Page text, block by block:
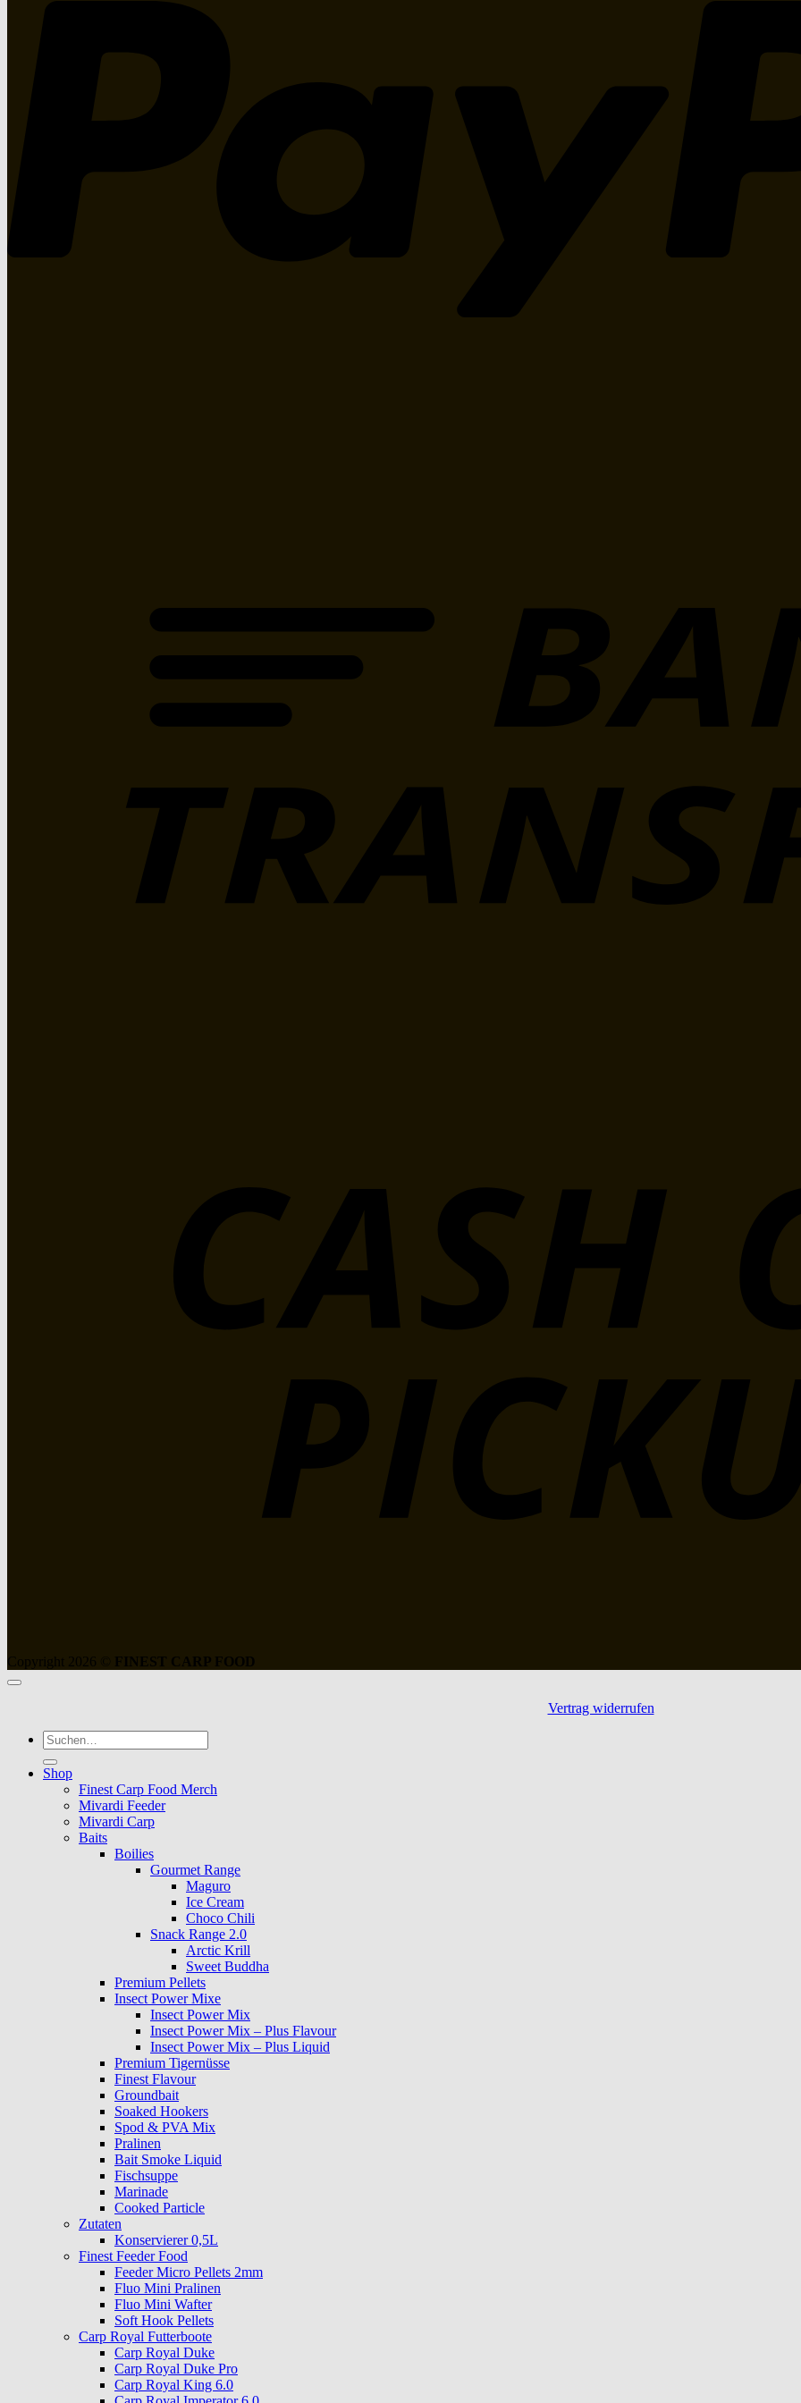
Copyright 2026 © FINEST CARP FOOD
Vertrag widerrufen
Suche
nach:
Shop
Finest Carp Food Merch
Mivardi Feeder
Mivardi Carp
Baits
Boilies
Gourmet Range
Maguro
Ice Cream
Choco Chili
Snack Range 2.0
Arctic Krill
Sweet Buddha
Premium Pellets
Insect Power Mixe
Insect Power Mix
Insect Power Mix – Plus Flavour
Insect Power Mix – Plus Liquid
Premium Tigernüsse
Finest Flavour
Groundbait
Soaked Hookers
Spod & PVA Mix
Pralinen
Bait Smoke Liquid
Fischsuppe
Marinade
Cooked Particle
Zutaten
Konservierer 0,5L
Finest Feeder Food
Feeder Micro Pellets 2mm
Fluo Mini Pralinen
Fluo Mini Wafter
Soft Hook Pellets
Carp Royal Futterboote
Carp Royal Duke
Carp Royal Duke Pro
Carp Royal King 6.0